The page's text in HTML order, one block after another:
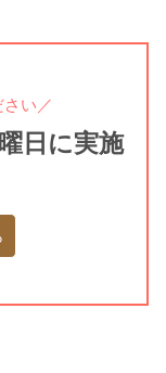
い／
日に実施